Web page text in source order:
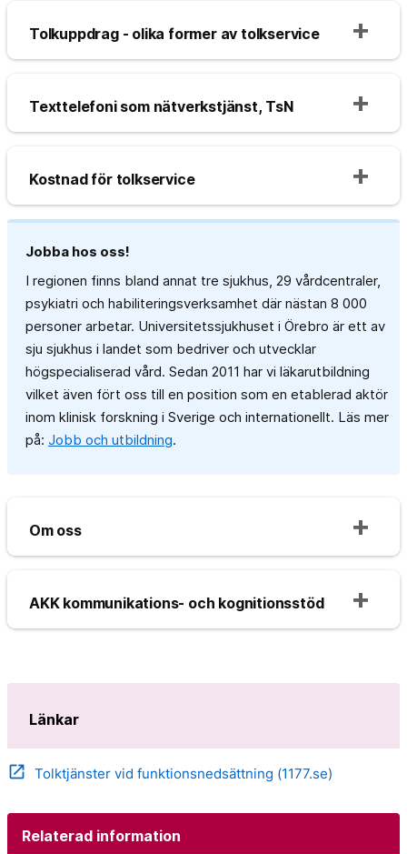
Tolkuppdrag - olika former av tolkservice
Texttelefoni som nätverkstjänst, TsN
Kostnad för tolkservice
Jobba hos oss!
I regionen finns bland annat tre sjukhus, 29 vårdcentraler,
psykiatri och habiliteringsverksamhet där nästan 8 000
personer arbetar. Universitetssjukhuset i Örebro är ett av
sju sjukhus i landet som bedriver och utvecklar
högspecialiserad vård. Sedan 2011 har vi läkarutbildning
vilket även fört oss till en position som en etablerad aktör
inom klinisk forskning i Sverige och internationellt. Läs mer
på: Jobb och utbildning.
Om oss
AKK kommunikations- och kognitionsstöd
Länkar
open_in_new Tolktjänster vid funktionsnedsättning (1177.se)
Relaterad information